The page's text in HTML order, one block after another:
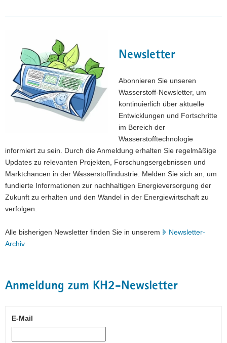
Newsletter
Abonnieren Sie unseren
Wasserstoff-Newsletter, um
kontinuierlich über aktuelle
Entwicklungen und Fortschritte
im Bereich der
Wasserstofftechnologie
informiert zu sein. Durch die Anmeldung erhalten Sie regelmäßige
Updates zu relevanten Projekten, Forschungsergebnissen und
Marktchancen in der Wasserstoffindustrie. Melden Sie sich an, um
fundierte Informationen zur nachhaltigen Energieversorgung der
Zukunft zu erhalten und den Wandel in der Energiewirtschaft zu
verfolgen.
Alle bisherigen Newsletter finden Sie in unserem
Newsletter-
Archiv
Anmeldung zum KH2-Newsletter
E-Mail